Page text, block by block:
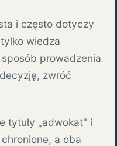
i często dotyczy
wiedza
prowadzenia
zwróć
tytuły „adwokat" i
a oba